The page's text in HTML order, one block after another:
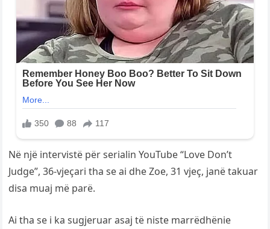
Në një intervistë për serialin YouTube “Love Don’t
Judge”, 36-vjeçari tha se ai dhe Zoe, 31 vjeç, janë takuar
disa muaj më parë.
Ai tha se i ka sugjeruar asaj të niste marrëdhënie